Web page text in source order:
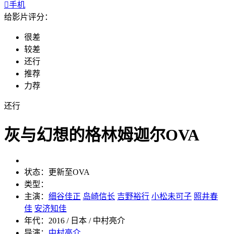
手机
给影片评分：
很差
较差
还行
推荐
力荐
还行
灰与幻想的格林姆迦尔OVA
状态：
更新至OVA
类型：
主演： 细谷佳正 岛崎信长 吉野裕行 小松未可子 照井春
佳 安济知佳
年代： 2016 / 日本 / 中村亮介